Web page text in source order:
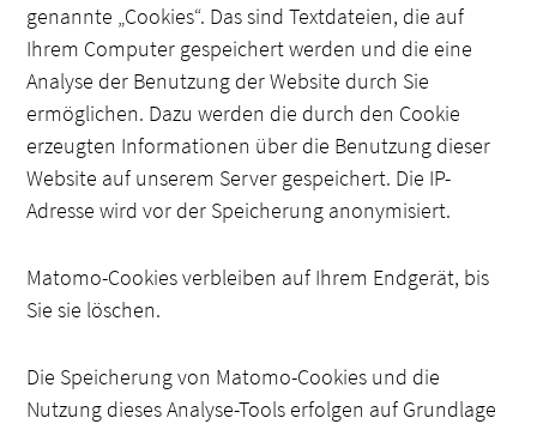
genannte „Cookies“. Das sind Textdateien, die auf
Ihrem Computer gespeichert werden und die eine
Analyse der Benutzung der Website durch Sie
ermöglichen. Dazu werden die durch den Cookie
erzeugten Informationen über die Benutzung dieser
Website auf unserem Server gespeichert. Die IP-
Adresse wird vor der Speicherung anonymisiert.
Matomo-Cookies verbleiben auf Ihrem Endgerät, bis
Sie sie löschen.
Die Speicherung von Matomo-Cookies und die
Nutzung dieses Analyse-Tools erfolgen auf Grundlage